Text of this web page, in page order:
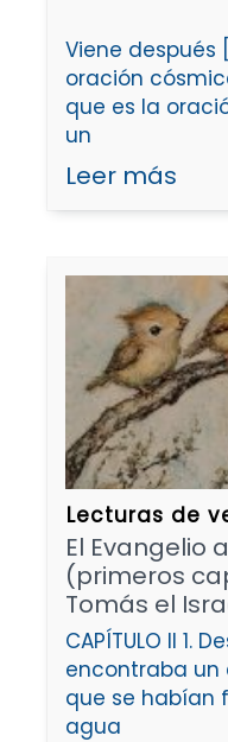
Viene después
oración
que es la
un
Leer más
Lecturas de
El Evangelio
(primeros
Tomás el
CAPÍTULO II 1.
encontraba un
que se habían
agua